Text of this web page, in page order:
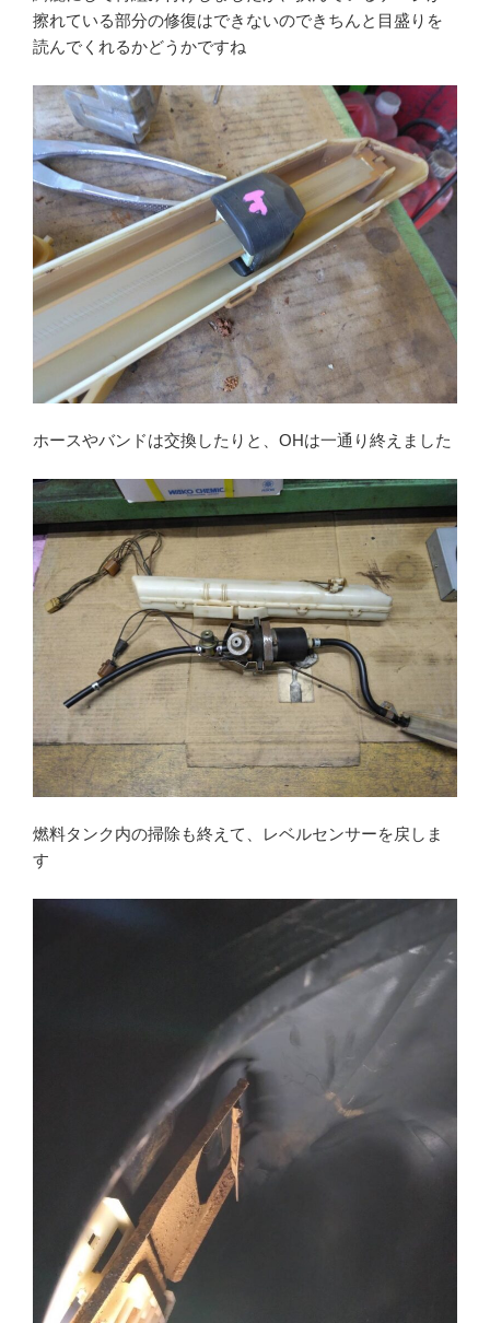
擦れている部分の修復はできないのできちんと目盛りを
読んでくれるかどうかですね
ホースやバンドは交換したりと、OHは一通り終えました
燃料タンク内の掃除も終えて、レベルセンサーを戻しま
す